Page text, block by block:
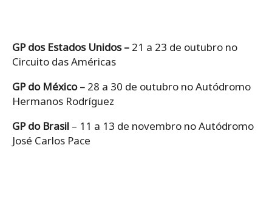
GP dos Estados Unidos – 21 a 23 de outubro no
Circuito das Américas
GP do México – 28 a 30 de outubro no Autódromo
Hermanos Rodríguez
GP do Brasil – 11 a 13 de novembro no Autódromo
José Carlos Pace